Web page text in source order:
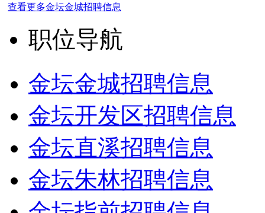
查看更多金坛金城招聘信息
职位导航
金坛金城招聘信息
金坛开发区招聘信息
金坛直溪招聘信息
金坛朱林招聘信息